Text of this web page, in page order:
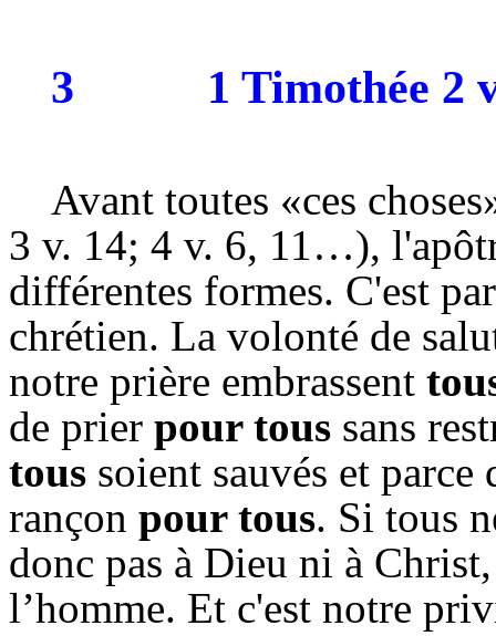
3 1 Timothée 2
Avant toutes «ces
3 v. 14; 4 v. 6, 11…),
différentes formes. C'est
chrétien. La volonté de
notre prière embrassent
de prier pour tous sans
tous soient sauvés et parce
rançon pour tous. Si tous
donc pas à Dieu ni à
l’homme. Et c'est notre